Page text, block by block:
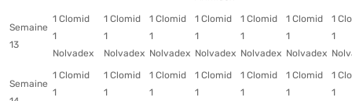
Semaine
13
1 Clomid
1
Nolvadex
1 Clomid
1
Nolvadex
1 Clomid
1
Nolvadex
1 Clomid
1
Nolvadex
1 Clomid
1
Nolvadex
1 Clomid
1
Nolvadex
1
1
Semaine
1 Clomid
1
1 Clomid
1
1 Clomid
1
1 Clomid
1
1 Clomid
1
1 Clomid
1
1
1